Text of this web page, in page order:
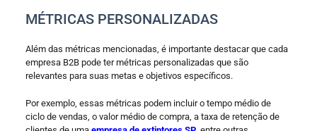
MÉTRICAS PERSONALIZADAS
Além das métricas mencionadas, é importante destacar que cada
empresa B2B pode ter métricas personalizadas que são
relevantes para suas metas e objetivos específicos.
Por exemplo, essas métricas podem incluir o tempo médio de
ciclo de vendas, o valor médio de compra, a taxa de retenção de